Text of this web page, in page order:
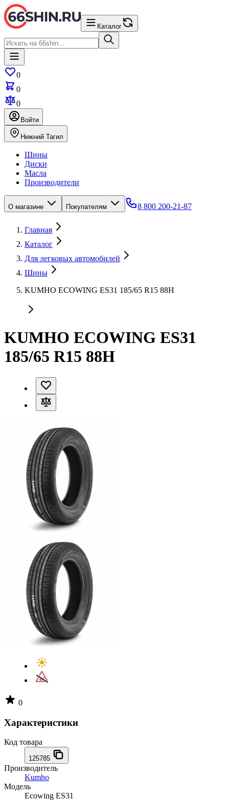
Каталог
0
0
0
Войти
Нижний Тагил
Шины
Диски
Масла
Производители
О магазине Покупателям 8 800 200-21-87
Главная
Каталог
Для легковых автомобилей
Шины
KUMHO ECOWING ES31 185/65 R15 88H
KUMHO ECOWING ES31
185/65 R15 88H
0
Характеристики
Код товара
125785
Производитель
Kumho
Модель
Ecowing ES31